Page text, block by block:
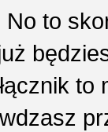
No to
to